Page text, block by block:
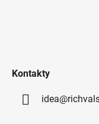
Kontakty